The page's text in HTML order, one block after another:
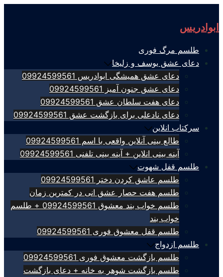
to
content
ابوادریس
طلسم مرگ فوری
دعای عشق یوسف و زلیخا
دعای عشق همیشگی ابوادریس 09924599561
دعای عشق جنون آمیز 09924599561
دعای هفت سلطان عشق 09924599561
دعای نادعلی برای بازگشت عشق 09924599561
سرکتاب انلاین
طالع بینی آنلاین واقعی با اسم 09924599561
آینه بینی انلاین + آینه بینی تلفنی 09924599561
طلسم قفل شهوت
طلسم عاشق کردن دختر 09924599561
طلسم هفت حصار عشق انی در کمترین زمان
طلسم خواب بند معشوق 09924599561 + طلسم
خواب بند
طلسم قفل معشوق فوری 09924599561
طلسم ازدواج
طلسم بازگشت معشوق فوری 09924599561
طلسم بازگشت شوهر به خانه + دعای بازگشت